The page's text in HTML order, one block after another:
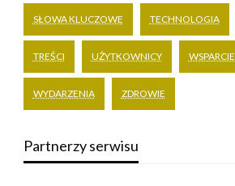
SŁOWA KLUCZOWE TECHNOLOGIA
TREŚCI UŻYTKOWNICY WSPARCIE
WYDARZENIA ZDROWIE
Partnerzy serwisu